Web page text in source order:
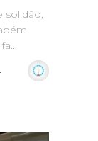
solidão,